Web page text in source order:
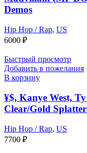
Demos
Hip Hop / Rap, US
6000 ₽
Быстрый просмотр
Добавить в пожелания
В корзину
¥$, Kanye West,
Clear/Gold
Hip Hop / Rap, US
7700 ₽